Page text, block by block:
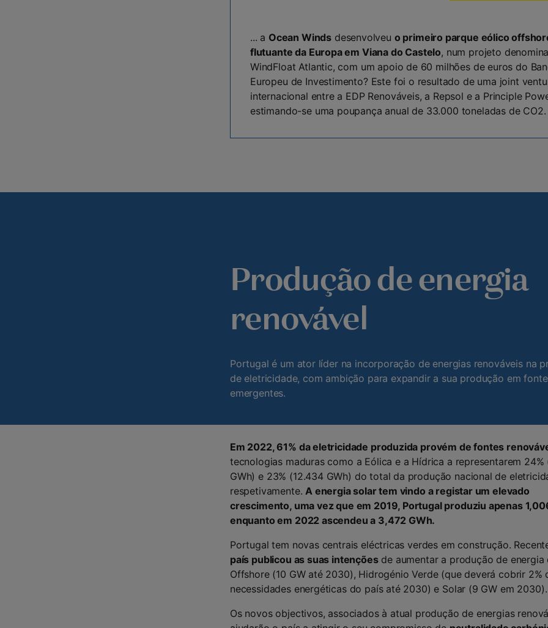
... a Ocean Winds desenvolveu o primeiro parque eólico
flutuante da Europa em Viana do Castelo, num projeto
WindFloat Atlantic, com um apoio de 60 milhões de euros do
Europeu de Investimento? Este foi o resultado de uma joint
internacional entre a EDP Renováveis, a Repsol e a Principle
estimando-se uma poupança anual de 33.000 toneladas de CO2.
Produção de energia
renovável
Portugal é um ator líder na incorporação de energias renováveis na
de eletricidade, com ambição para expandir a sua produção em
emergentes.
Em 2022, 61% da eletricidade produzida provém de fontes
tecnologias maduras como a Eólica e a Hídrica a representarem 24%
GWh) e 23% (12.434 GWh) do total da produção nacional de
respetivamente. A energia solar tem vindo a registar um elevado
crescimento, uma vez que em 2019, Portugal produziu apenas
enquanto em 2022 ascendeu a 3,472 GWh.
Portugal tem novas centrais eléctricas verdes em construção.
país publicou as suas intençõesde aumentar a produção de energia
Offshore (10 GW até 2030), Hidrogénio Verde (que deverá cobrir 2%
necessidades energéticas do país até 2030) e Solar (9 GW em 2030).
Os novos objectivos, associados à atual produção de energias